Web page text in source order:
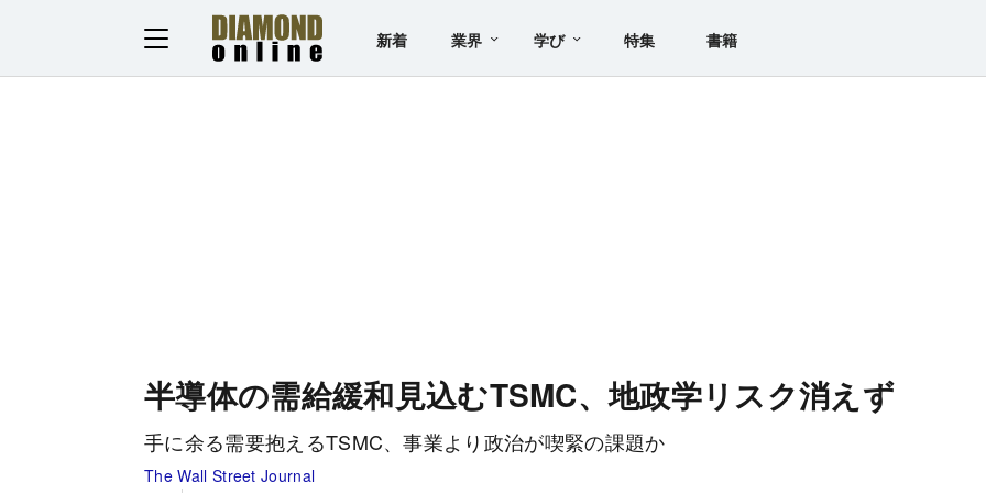
新着 業界 学び 特集 書籍
半導体の需給緩和見込むTSMC、地政学リスク消えず
手に余る需要抱えるTSMC、事業より政治が喫緊の課題か
The Wall Street Journal